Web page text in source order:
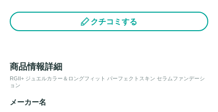
クチコミする
商品情報詳細
RGII+ ジュエルカラー＆ロングフィット パーフェクトスキン セラムファンデーシ
ョン
メーカー名